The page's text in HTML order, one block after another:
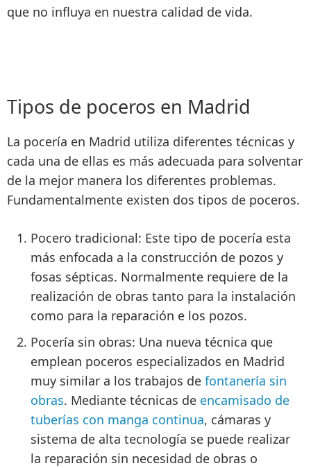
que no influya en nuestra calidad de vida.
Tipos de poceros en Madrid
La pocería en Madrid utiliza diferentes técnicas y
cada una de ellas es más adecuada para solventar
de la mejor manera los diferentes problemas.
Fundamentalmente existen dos tipos de poceros.
Pocero tradicional: Este tipo de pocería esta
más enfocada a la construcción de pozos y
fosas sépticas. Normalmente requiere de la
realización de obras tanto para la instalación
como para la reparación e los pozos.
Pocería sin obras: Una nueva técnica que
emplean poceros especializados en Madrid
muy similar a los trabajos de fontanería sin
obras. Mediante técnicas de encamisado de
tuberías con manga continua, cámaras y
sistema de alta tecnología se puede realizar
la reparación sin necesidad de obras o